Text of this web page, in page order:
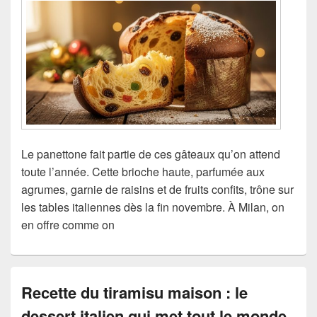
Le panettone fait partie de ces gâteaux qu’on attend
toute l’année. Cette brioche haute, parfumée aux
agrumes, garnie de raisins et de fruits confits, trône sur
les tables italiennes dès la fin novembre. À Milan, on
en offre comme on
Recette du tiramisu maison : le